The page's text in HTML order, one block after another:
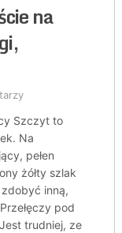
na
Szczyt to
Na
pełen
żółty szlak
inną,
pod
trudniej, ze